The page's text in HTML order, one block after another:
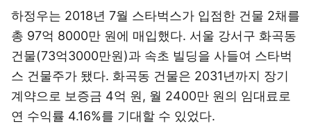
하정우는 2018년 7월 스타벅스가 입점한 건물 2채를
총 97억 8000만 원에 매입했다. 서울 강서구 화곡동
건물(73억3000만원)과 속초 빌딩을 사들여 스타벅
스 건물주가 됐다. 화곡동 건물은 2031년까지 장기
계약으로 보증금 4억 원, 월 2400만 원의 임대료로
연 수익률 4.16%를 기대할 수 있었다.